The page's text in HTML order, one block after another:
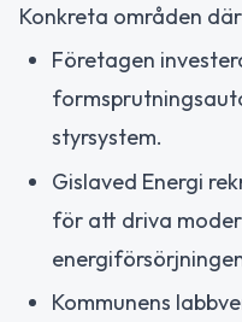
Konkreta områden
Företagen
styrsystem.
Gislaved Energi
för att driva
Kommunens